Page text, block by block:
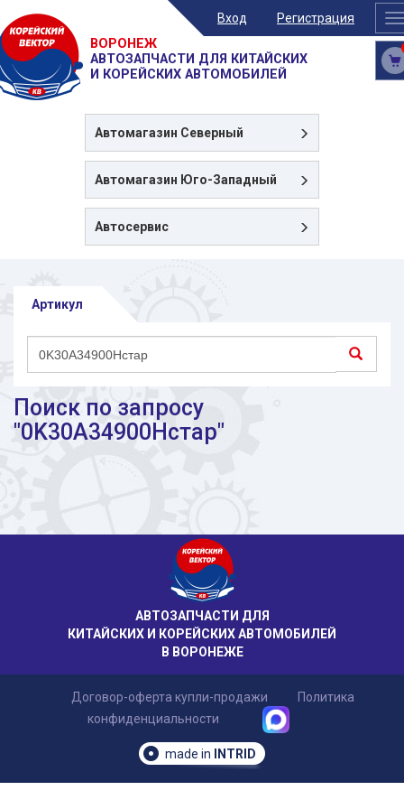
Вход Регистрация
ВОРОНЕЖ
АВТОЗАПЧАСТИ ДЛЯ КИТАЙСКИХ
И КОРЕЙСКИХ АВТОМОБИЛЕЙ
Автомагазин Северный
Автомагазин Юго-Западный
Автосервис
Артикул
Поиск по запросу
"0K30A34900Hстар"
АВТОЗАПЧАСТИ ДЛЯ
КИТАЙСКИХ И КОРЕЙСКИХ АВТОМОБИЛЕЙ
В ВОРОНЕЖЕ
Договор-оферта купли-продажи
Политика
конфиденциальности
made in INTRID